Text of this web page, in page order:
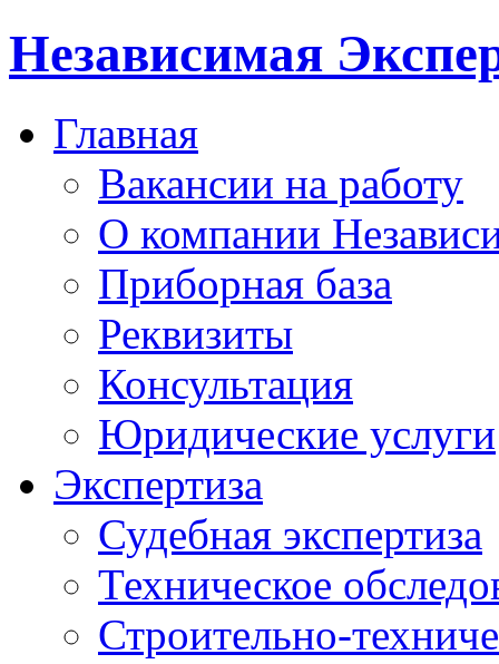
Независимая
Главная
Вакансии на работу
О компании
Приборная база
Реквизиты
Консультация
Юридические услуги
Экспертиза
Судебная экспертиза
Техническое
Строительно-